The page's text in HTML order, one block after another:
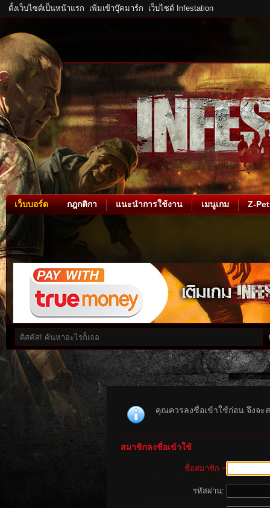
ตั้งเว็บไซต์เป็นหน้าแรก เพิ่มเข้าบุ๊คมาร์ก เว็บไซต์ Infestation
เว็บบอร์ด กฎกติกา แนะนำการใช้งาน เมนูเกม Z-Pet
คุณควรลงชื่อเข้าใช้ก่อน จึงจะ
สมาชิกลงชื่อเข้าใช้
ชื่อสมาชิก
รหัสผ่าน: